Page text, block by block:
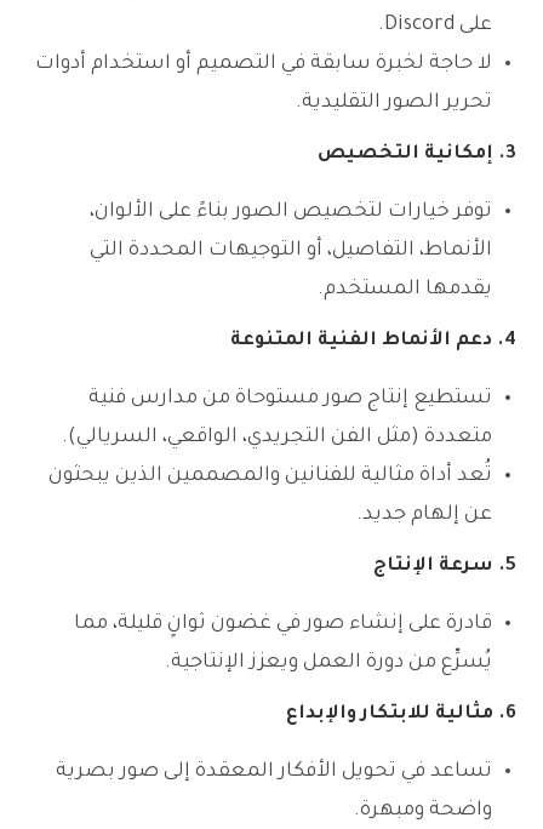
على Discord.
لا حاجة لخبرة سابقة في التصميم أو استخدام أدوات
تحرير الصور التقليدية.
3. إمكانية التخصيص
توفر خيارات لتخصيص الصور بناءً على الألوان،
الأنماط، التفاصيل، أو التوجيهات المحددة التي
يقدمها المستخدم.
4. دعم الأنماط الفنية المتنوعة
تستطيع إنتاج صور مستوحاة من مدارس فنية
متعددة (مثل الفن التجريدي، الواقعي، السريالي).
تُعد أداة مثالية للفنانين والمصممين الذين يبحثون
عن إلهام جديد.
5. سرعة الإنتاج
قادرة على إنشاء صور في غضون ثوانٍ قليلة، مما
يُسرِّع من دورة العمل ويعزز الإنتاجية.
6. مثالية للابتكار والإبداع
تساعد في تحويل الأفكار المعقدة إلى صور بصرية
واضحة ومبهرة.